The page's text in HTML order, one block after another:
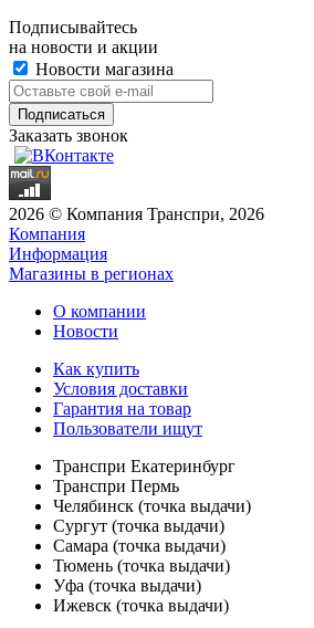
Подписывайтесь
на новости и акции
Новости магазина
Заказать звонок
2026 © Компания Транспри, 2026
Компания
Информация
Магазины в регионах
О компании
Новости
Как купить
Условия доставки
Гарантия на товар
Пользователи ищут
Транспри Екатеринбург
Транспри Пермь
Челябинск (точка выдачи)
Сургут (точка выдачи)
Самара (точка выдачи)
Тюмень (точка выдачи)
Уфа (точка выдачи)
Ижевск (точка выдачи)